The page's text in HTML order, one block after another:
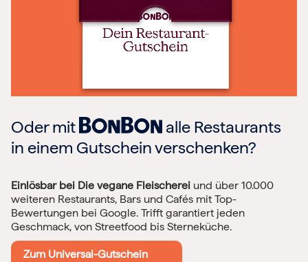
Oder mit
alle Restaurants
in einem Gutschein verschenken?
Einlösbar bei Die vegane Fleischerei und über 10.000
weiteren Restaurants, Bars und Cafés mit Top-
Bewertungen bei Google. Trifft garantiert jeden
Geschmack, von Streetfood bis Sterneküche.
Zum Universal-Gutschein